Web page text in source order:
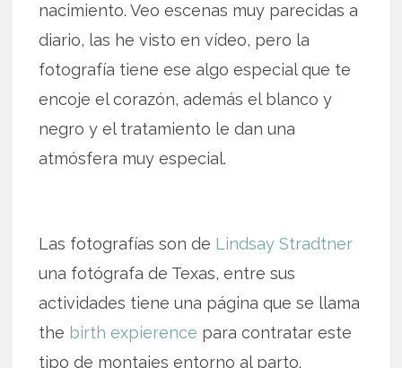
nacimiento. Veo escenas muy parecidas a
diario, las he visto en vídeo, pero la
fotografía tiene ese algo especial que te
encoje el corazón, además el blanco y
negro y el tratamiento le dan una
atmósfera muy especial.
Las fotografías son de Lindsay Stradtner
una fotógrafa de Texas, entre sus
actividades tiene una página que se llama
the birth expierence para contratar este
tipo de montajes entorno al parto.